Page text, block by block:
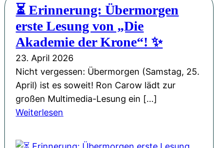
n
d
e
r
H
L
u
d
g
l
e
„
M
a
n
o
n
W
e
i
h
n
a
c
p
i
r
i
e
d
⏳ Erinnerung: Übermorgen
erste Lesung von „Die
Akademie der Krone“! ✨
23. April 2026
Nicht vergessen: Übermorgen (Samstag, 25.
April) ist es soweit! Ron Carow lädt zur
großen Multimedia-Lesung ein […]
Weiterlesen